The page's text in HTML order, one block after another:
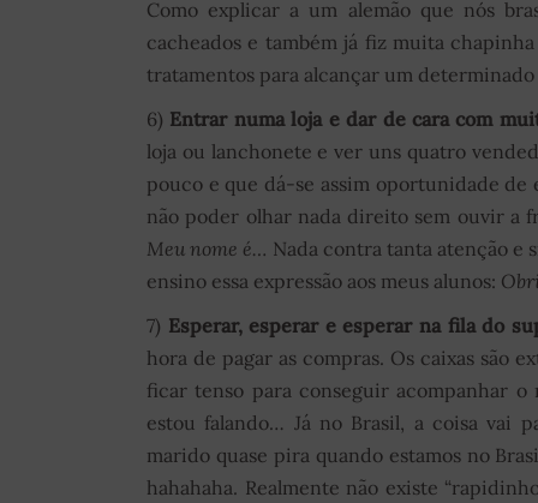
Como explicar a um alemão que nós
cacheados e também já fiz muita
tratamentos para alcançar um
6) Entrar numa loja e dar de cara com
loja ou lanchonete e ver uns quatro
pouco e que dá-se assim oportunidade
não poder olhar nada direito sem ouvir a
Meu nome é… Nada contra tanta atenção e
ensino essa expressão aos meus alunos:
7) Esperar, esperar e esperar na fila do
hora de pagar as compras. Os caixas são
ficar tenso para conseguir acompanhar
estou falando… Já no Brasil, a coisa vai
marido quase pira quando estamos no
hahahaha. Realmente não existe